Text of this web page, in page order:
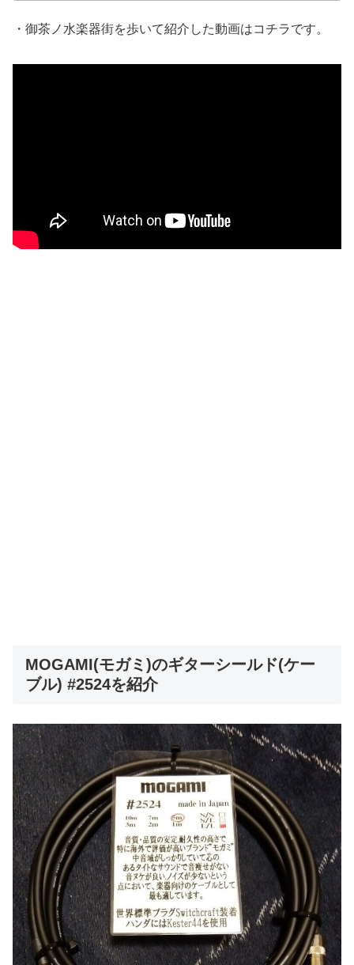
・御茶ノ水楽器街を歩いて紹介した動画はコチラです。
MOGAMI(モガミ)のギターシールド(ケー
ブル) #2524を紹介